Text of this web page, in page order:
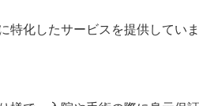
特化したサービスを提供していま